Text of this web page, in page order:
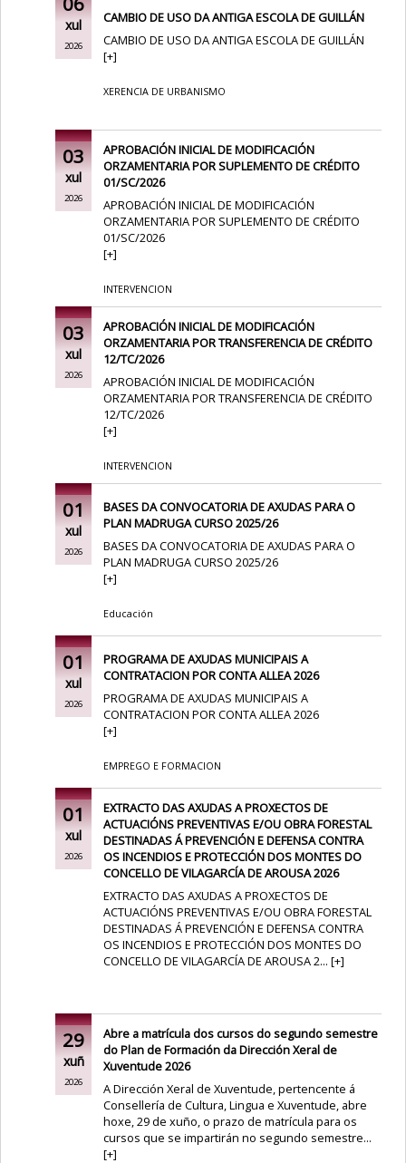
xul
2026
CAMBIO DE USO DA ANTIGA ESCOLA DE GUILLÁN
CAMBIO DE USO DA ANTIGA ESCOLA DE GUILLÁN
[+]
XERENCIA DE URBANISMO
03
xul
2026
APROBACIÓN INICIAL DE MODIFICACIÓN
ORZAMENTARIA POR SUPLEMENTO DE CRÉDITO
01/SC/2026
APROBACIÓN INICIAL DE MODIFICACIÓN
ORZAMENTARIA POR SUPLEMENTO DE CRÉDITO
01/SC/2026
[+]
INTERVENCION
03
xul
2026
APROBACIÓN INICIAL DE MODIFICACIÓN
ORZAMENTARIA POR TRANSFERENCIA DE CRÉDITO
12/TC/2026
APROBACIÓN INICIAL DE MODIFICACIÓN
ORZAMENTARIA POR TRANSFERENCIA DE CRÉDITO
12/TC/2026
[+]
INTERVENCION
01
xul
2026
BASES DA CONVOCATORIA DE AXUDAS PARA O
PLAN MADRUGA CURSO 2025/26
BASES DA CONVOCATORIA DE AXUDAS PARA O
PLAN MADRUGA CURSO 2025/26
[+]
Educación
01
xul
2026
PROGRAMA DE AXUDAS MUNICIPAIS A
CONTRATACION POR CONTA ALLEA 2026
PROGRAMA DE AXUDAS MUNICIPAIS A
CONTRATACION POR CONTA ALLEA 2026
[+]
EMPREGO E FORMACION
01
xul
2026
EXTRACTO DAS AXUDAS A PROXECTOS DE
ACTUACIÓNS PREVENTIVAS E/OU OBRA FORESTAL
DESTINADAS Á PREVENCIÓN E DEFENSA CONTRA
OS INCENDIOS E PROTECCIÓN DOS MONTES DO
CONCELLO DE VILAGARCÍA DE AROUSA 2026
EXTRACTO DAS AXUDAS A PROXECTOS DE
ACTUACIÓNS PREVENTIVAS E/OU OBRA FORESTAL
DESTINADAS Á PREVENCIÓN E DEFENSA CONTRA
OS INCENDIOS E PROTECCIÓN DOS MONTES DO
CONCELLO DE VILAGARCÍA DE AROUSA 2...[+]
29
xuñ
2026
Abre a matrícula dos cursos do segundo semestre
do Plan de Formación da Dirección Xeral de
Xuventude 2026
A Dirección Xeral de Xuventude, pertencente á
Consellería de Cultura, Lingua e Xuventude, abre
hoxe, 29 de xuño, o prazo de matrícula para os
cursos que se impartirán no segundo semestre...
[+]